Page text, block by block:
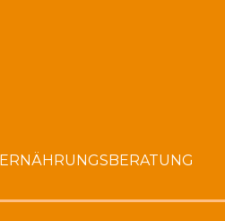
ERNÄHRUNGSBERATUNG